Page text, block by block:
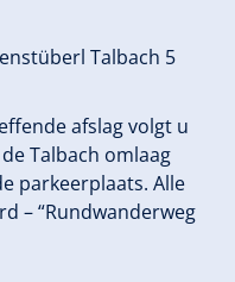
Talbach 5
afslag volgt u
Talbach omlaag
parkeerplaats. Alle
– “Rundwanderweg